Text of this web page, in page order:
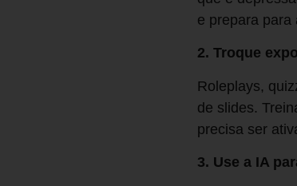
e prepara para
2. Troque
Roleplays,
de slides.
precisa ser
3. Use a IA